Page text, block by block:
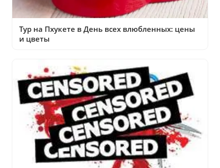
Тур на Пхукете в День всех влюбленных: цены
и цветы